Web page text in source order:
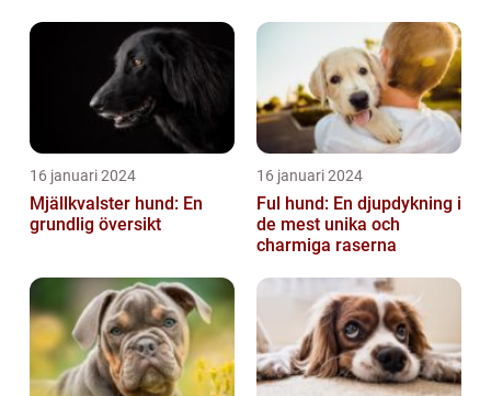
16 januari 2024
Mjällkvalster hund: En
grundlig översikt
16 januari 2024
Ful hund: En djupdykning i
de mest unika och
charmiga raserna